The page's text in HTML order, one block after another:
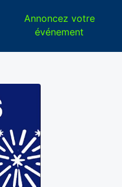
Annoncez votre
événement